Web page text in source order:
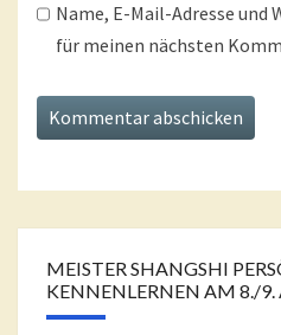
Name, E-Mail-Adresse und
für meinen nächsten
MEISTER SHANGSHI
KENNENLERNEN AM 8./